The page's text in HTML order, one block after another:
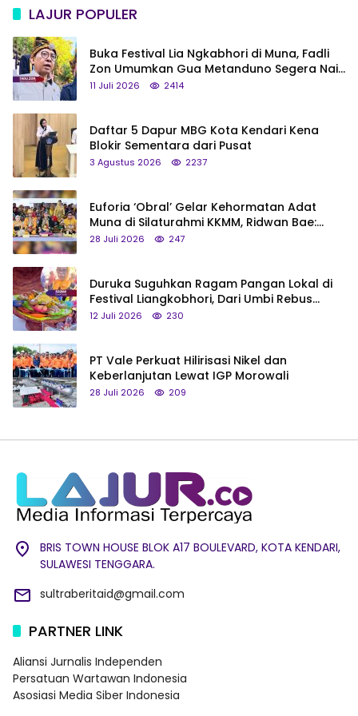
LAJUR POPULER
Buka Festival Lia Ngkabhori di Muna, Fadli
Zon Umumkan Gua Metanduno Segera Naik
Status Jadi Cagar Budaya Nasional
11 Juli 2026 2414
Daftar 5 Dapur MBG Kota Kendari Kena
Blokir Sementara dari Pusat
3 Agustus 2026 2237
Euforia ‘Obral’ Gelar Kehormatan Adat
Muna di Silaturahmi KKMM, Ridwan Bae:
Saya Bukan Tipe Begitu, Belum Pantas!
28 Juli 2026 247
Duruka Suguhkan Ragam Pangan Lokal di
Festival Liangkobhori, Dari Umbi Rebus
hingga Tumpeng Beras Muna
12 Juli 2026 230
PT Vale Perkuat Hilirisasi Nikel dan
Keberlanjutan Lewat IGP Morowali
28 Juli 2026 209
BRIS TOWN HOUSE BLOK A17 BOULEVARD, KOTA KENDARI,
SULAWESI TENGGARA.
sultraberitaid@gmail.com
PARTNER LINK
Aliansi Jurnalis Independen
Persatuan Wartawan Indonesia
Asosiasi Media Siber Indonesia